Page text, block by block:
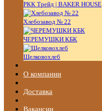
РКК Трейд | BAKER HOUSE
Хлебозавод № 22
ЧЕРЕМУШКИ КБК
Щелковохлеб
О компании
Доставка
Вакансии